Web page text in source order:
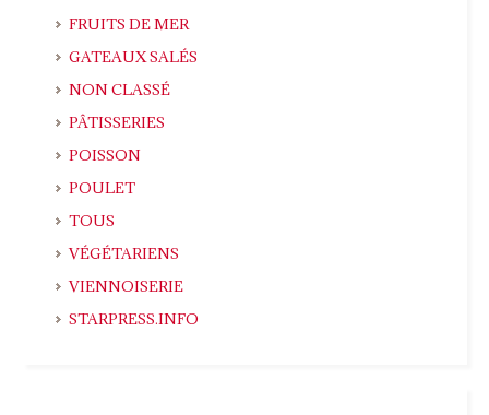
FRUITS DE MER
GATEAUX SALÉS
NON CLASSÉ
PÂTISSERIES
POISSON
POULET
TOUS
VÉGÉTARIENS
VIENNOISERIE
STARPRESS.INFO